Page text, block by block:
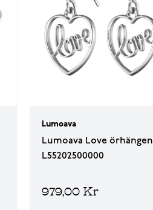
Lumoava
Lumoava Love örhängen
L55202500000
979,00 Kr